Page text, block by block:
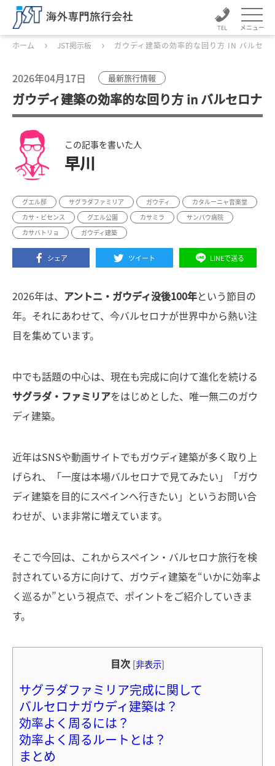
メニュー
ホーム JST掲示板 ガウディ建築の効率的な回り方 IN バルセロ
2026年04月17日 最新旅行情報
ガウディ建築の効率的な回り方 in バルセロナ
この記事を書いた人
早川
グエル邸 サグラダファミリア ガウディ
カタルーニャ音楽堂
カサ・ビセンス
グエル公園 カサミラ
サンパウ病院
カサバトリョ
ガウディ建築
シェア ツイート LINEで送る
2026年は、 アントニ・ガウディ没後100年という節目の
年。それにあわせて、今バルセロナが世界中から熱い注
目を集めています。
中でも話題の中心は、現在も完成に向けて進化を続ける
サグラダ・ファミリアをはじめとした、唯一無二のガウ
ディ建築。
近年はSNSや動画サイトでもガウディ建築が多く取り上
げられ、「一度は本場バルセロナで見てみたい」「ガウ
ディ建築を目的にスペインへ行きたい」というお問い合
わせが、いま非常に増えています。
そこで今回は、これからスペイン・バルセロナ旅行を検
討されている方に向けて、ガウディ建築を“いかに効率よ
く巡るか”という視点で、ポイントをご紹介していきま
す。
目次 [非表示]
サグラダファミリア完成に関して
バルセロナガウディ建築は？
効率よく周るには？
効率よく周るルートとは？
まとめ